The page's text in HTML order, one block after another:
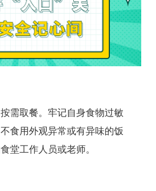
取餐。牢记自身食物过敏
食用外观异常或有异味的饭
堂工作人员或老师。